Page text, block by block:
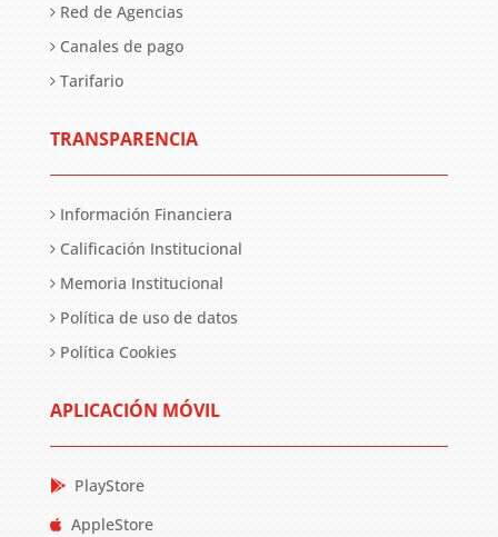
Red de Agencias
Canales de pago
Tarifario
TRANSPARENCIA
Información Financiera
Calificación Institucional
Memoria Institucional
Política de uso de datos
Política Cookies
APLICACIÓN MÓVIL
PlayStore
AppleStore